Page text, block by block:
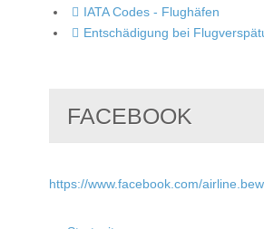
IATA Codes - Flughäfen
Entschädigung bei
FACEBOOK
https://www.facebook.com/